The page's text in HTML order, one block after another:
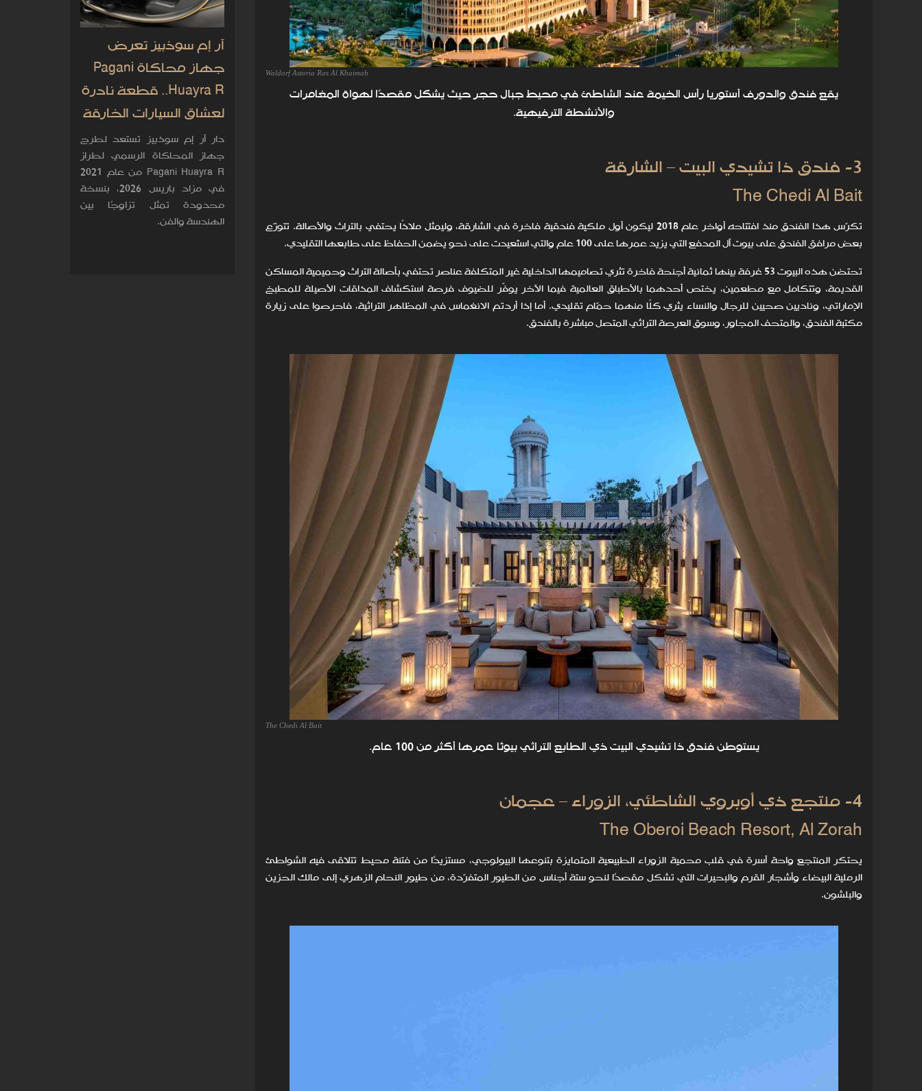
Waldorf Astoria Ras Al Khaimah
يقع فندق والدورف أستوريا رأس الخيمة عند الشاطئ في محيط جبال حجر حيث يشكل مقصدًا لهواة المغامرات
والأنشطة الترفيهية.
3- فندق ذا تشيدي البيت – الشارقة
The Chedi Al Bait
تكرّس هذا الفندق منذ افتتاحه أواخر عام 2018 ليكون أول ملكية فندقية فاخرة في الشارقة، وليمثل ملاذًا يحتفي بالتراث والأصالة. تتوزّع
بعض مرافق الفندق على بيوت آل المدفع التي يزيد عمرها على 100 عام والتي استُعيدت على نحو يضمن الحفاظ على طابعها التقليدي.
تحتضن هذه البيوت 53 غرفة بينها ثمانية أجنحة فاخرة تثري تصاميمها الداخلية غير المتكلفة عناصر تحتفي بأصالة التراث وحميمية المساكن
القديمة، وتتكامل مع مطعمين، يختص أحدهما بالأطباق العالمية فيما الآخر يوفّر للضيوف فرصة استكشاف المذاقات الأصيلة للمطبخ
الإماراتي، وناديين صحيين للرجال والنساء يثري كلًا منهما حمّام تقليدي. أما إذا أردتم الانغماس في المظاهر التراثية، فاحرصوا على زيارة
مكتبة الفندق، والمتحف المجاور، وسوق العرصة التراثي المتصل مباشرة بالفندق.
The Chedi Al Bait
يستوطن فندق ذا تشيدي البيت ذي الطابع التراثي بيوتًا عمرها أكثر من 100 عام.
4- منتجع ذي أوبروي الشاطئي، الزوراء –
عجمان
The Oberoi Beach Resort, Al Zorah
يحتكر المنتجع واحة آسرة في قلب محمية الزوراء الطبيعية المتمايزة بتنوعها البيولوجي، مستزيدًا من فتنة محيط تتلاقى فيه الشواطئ
الرملية البيضاء وأشجار القرم والبحيرات التي تشكل مقصدًا لنحو ستة أجناس من الطيور المتفرّدة، من طيور النحام الزهري إلى مالك الحزين
والبلشون.
آر إم سوذبيز تعرض
جهاز محاكاة Pagani
Huayra R.. قطعة نادرة
لعشاق السيارات الخارقة
دار آر إم سوذبيز تستعد لطرح
جهاز المحاكاة الرسمي لطراز
Pagani Huayra R من عام 2021
في مزاد باريس 2026، بنسخة
محدودة تمثل تزاوجًا بين
الهندسة والفن.